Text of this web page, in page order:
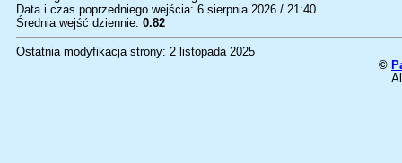
Data i czas poprzedniego wejścia: 6 sierpnia 2026 / 21:40
Średnia wejść dziennie: 0.82
Ostatnia modyfikacja strony: 2 listopada 2025
©